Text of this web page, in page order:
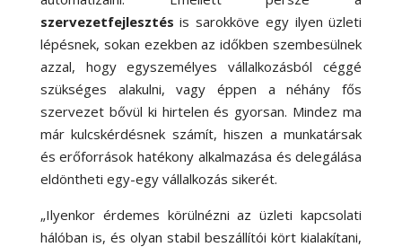
szervezetfejlesztésis sarokköve egy ilyen üzleti
lépésnek, sokan ezekben az időkben szembesülnek
azzal, hogy egyszemélyes vállalkozásból céggé
szükséges alakulni, vagy éppen a néhány fős
szervezet bővül ki hirtelen és gyorsan. Mindez ma
már kulcskérdésnek számít, hiszen a munkatársak
és erőforrások hatékony alkalmazása és delegálása
eldöntheti egy-egy vállalkozás sikerét.
„Ilyenkor érdemes körülnézni az üzleti kapcsolati
hálóban is, és olyan stabil beszállítói kört kialakítani,